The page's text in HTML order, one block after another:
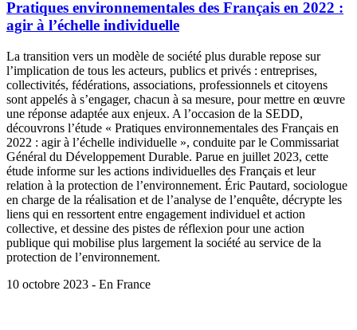
Pratiques environnementales des Français en 2022 :
agir à l’échelle individuelle
La transition vers un modèle de société plus durable repose sur
l’implication de tous les acteurs, publics et privés : entreprises,
collectivités, fédérations, associations, professionnels et citoyens
sont appelés à s’engager, chacun à sa mesure, pour mettre en œuvre
une réponse adaptée aux enjeux. A l’occasion de la SEDD,
découvrons l’étude « Pratiques environnementales des Français en
2022 : agir à l’échelle individuelle », conduite par le Commissariat
Général du Développement Durable. Parue en juillet 2023, cette
étude informe sur les actions individuelles des Français et leur
relation à la protection de l’environnement. Éric Pautard, sociologue
en charge de la réalisation et de l’analyse de l’enquête, décrypte les
liens qui en ressortent entre engagement individuel et action
collective, et dessine des pistes de réflexion pour une action
publique qui mobilise plus largement la société au service de la
protection de l’environnement.
10 octobre 2023 - En France